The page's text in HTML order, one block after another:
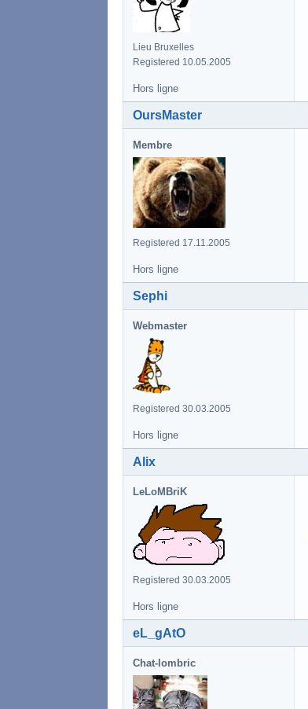
Lieu Bruxelles
Registered 10.05.2005
Hors ligne
OursMaster
Membre
Registered 17.11.2005
Hors ligne
Sephi
Webmaster
Registered 30.03.2005
Hors ligne
Alix
LeLoMBriK
Registered 30.03.2005
Hors ligne
eL_gAtO
Chat-lombric